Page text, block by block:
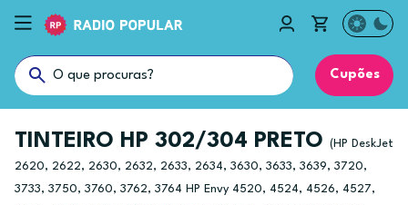
Cupões
TINTEIRO HP 302/304 PRETO
(HP DeskJet
2620, 2622, 2630, 2632, 2633, 2634, 3630, 3633, 3639, 3720,
3733, 3750, 3760, 3762, 3764 HP Envy 4520, 4524, 4526, 4527,